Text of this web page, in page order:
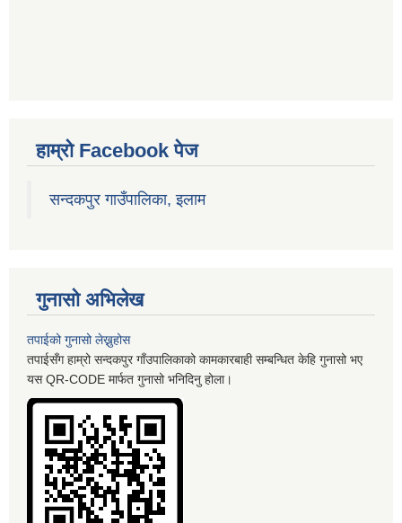
हाम्रो Facebook पेज
सन्दकपुर गाउँपालिका, इलाम
गुनासो अभिलेख
तपाईको गुनासो लेख्नुहोस
तपाईसँग हाम्रो सन्दकपुर गाँउपालिकाको कामकारबाही सम्बन्धित केहि गुनासो भए
यस QR-CODE मार्फत गुनासो भनिदिनु होला।